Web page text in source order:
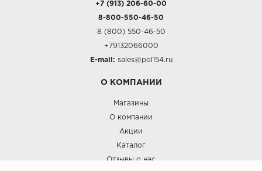
+7 (913) 206-60-00
8-800-550-46-50
8 (800) 550-46-50
+79132066000
E-mail: sales@pol154.ru
О КОМПАНИИ
Магазины
О компании
Акции
Каталог
Отзывы о нас